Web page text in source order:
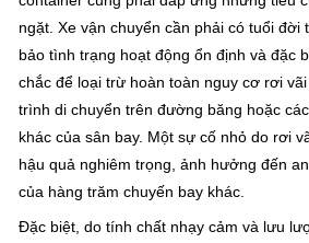
ngặt. Xe vận chuyển cần phải có tuổi đời
bảo tình trạng hoạt động ổn định và đặc
chắc để loại trừ hoàn toàn nguy cơ rơi
trình di chuyển trên đường băng hoặc
khác của sân bay. Một sự cố nhỏ do rơi
hậu quả nghiêm trọng, ảnh hưởng đến
của hàng trăm chuyến bay khác.
Đặc biệt, do tính chất nhạy cảm và lưu